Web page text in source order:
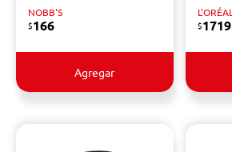
NOBB'S
$166
Agregar
L'ORÉAL
$1719